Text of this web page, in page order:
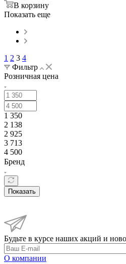
В корзину
Показать еще
1 2 3 4
Фильтр
Розничная цена
1 350
2 138
2 925
3 713
4 500
Бренд
Показать
Будьте в курсе наших акций и
О компании